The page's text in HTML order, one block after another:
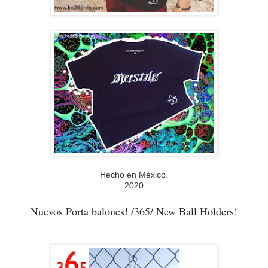
Hecho en México.
2020
Nuevos Porta balones! /365/ New Ball Holders!